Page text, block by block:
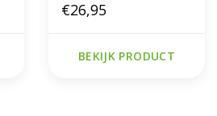
€26,95
BEKIJK PRODUCT